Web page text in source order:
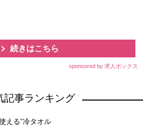
続きはこちら
sponsored by 求人ボックス
記事ランキング
える”冷タオル